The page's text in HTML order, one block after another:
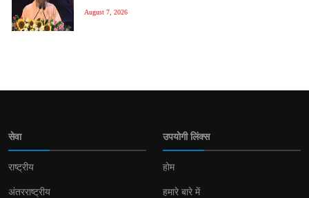
August 7, 2026
सेवा
राष्ट्रीय
अंतरराष्ट्रीय
उपयोगी लिंक्स
होम
हमारे बारे में